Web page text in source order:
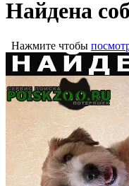
Найдена
Нажмите чтобы